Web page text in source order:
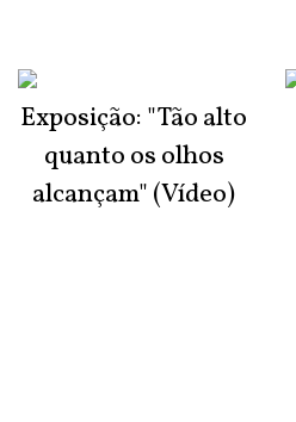
Exposição: "Tão alto
quanto os olhos
alcançam" (Vídeo)